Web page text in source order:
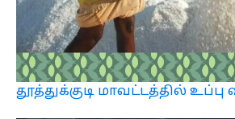
தூத்துக்குடி மாவட்டத்தில்